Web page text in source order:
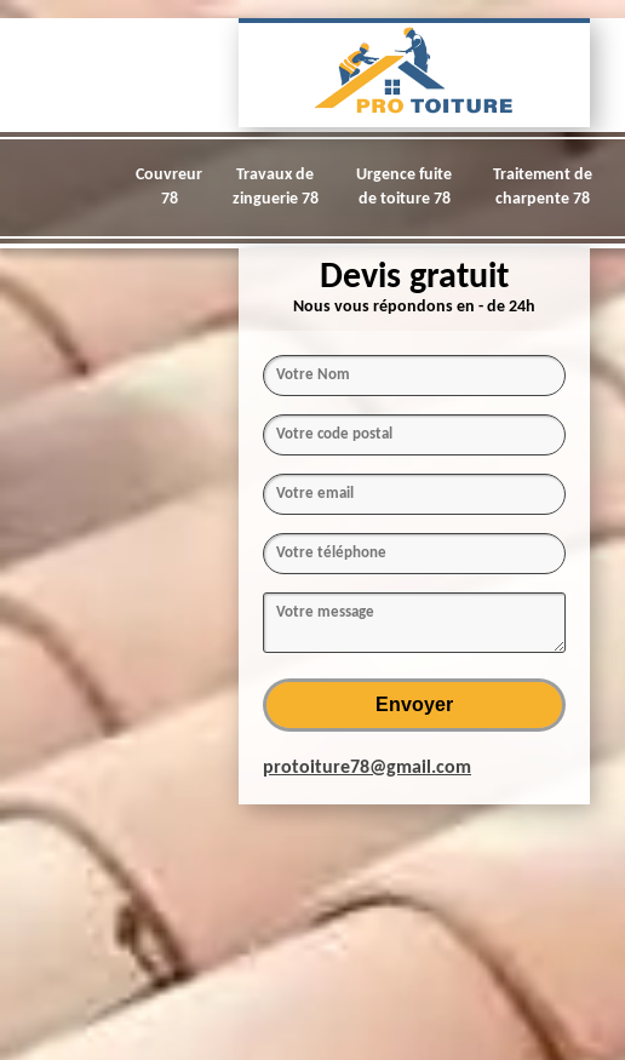
Couvreur
78
Travaux de
zinguerie 78
Urgence fuite
de toiture 78
Traitement de
charpente 78
Devis gratuit
Nous vous répondons en - de 24h
protoiture78@gmail.com